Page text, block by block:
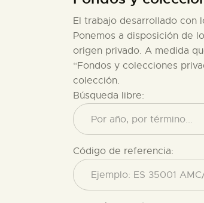
El trabajo desarrollado con
Ponemos a disposición de
origen privado. A medida
“Fondos y colecciones
colección.
Búsqueda libre:
Código de referencia: